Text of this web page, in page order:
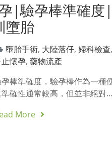
|驗孕棒準確度
墮胎
墮胎手術, 大陸落仔,婦科檢查,
懷孕,藥物流產
棒準確度，驗孕棒作為一種
確性通常較高，但並非絕對…
More